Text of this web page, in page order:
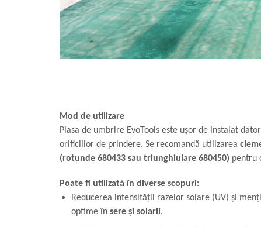
Mod de utilizare
Plasa de umbrire EvoTools este ușor de instalat
orificiilor de prindere. Se recomandă utilizarea
(rotunde 680433 sau triunghiulare 680450) pentru
Poate fi utilizată în diverse scopuri:
Reducerea intensității razelor solare (UV) și
optime în sere și solarii.